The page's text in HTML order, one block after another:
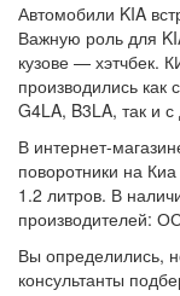
Автомобили KIA
Важную роль для
кузове — хэтчбек.
производились
G4LA, B3LA, так и
В интернет-
поворотники на
1.2 литров. В
производителей:
Вы определились,
консультанты